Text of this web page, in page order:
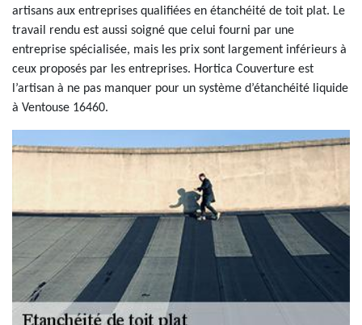
artisans aux entreprises qualifiées en étanchéité de toit plat. Le
travail rendu est aussi soigné que celui fourni par une
entreprise spécialisée, mais les prix sont largement inférieurs à
ceux proposés par les entreprises. Hortica Couverture est
l’artisan à ne pas manquer pour un système d’étanchéité liquide
à Ventouse 16460.